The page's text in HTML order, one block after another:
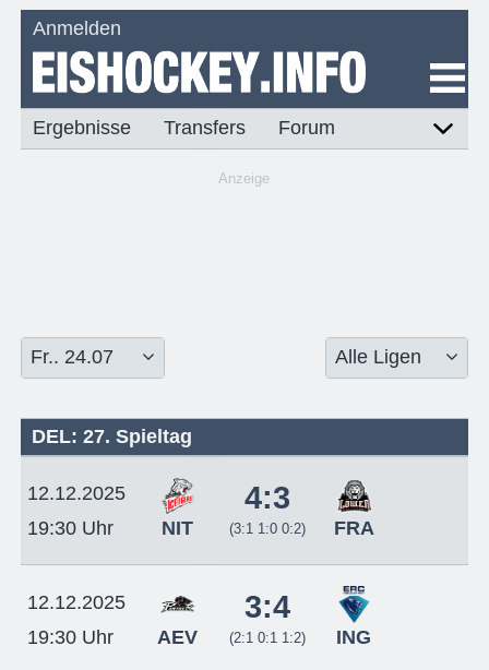
Anmelden
Ergebnisse Transfers Forum
Anzeige
DEL: 27. Spieltag
12.12.2025
19:30 Uhr
NIT
4:3
(3:1 1:0 0:2) FRA
12.12.2025
19:30 Uhr
AEV
3:4
(2:1 0:1 1:2) ING